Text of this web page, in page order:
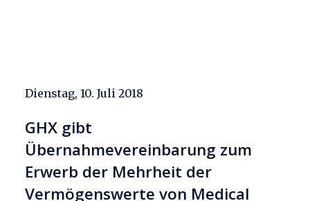
Dienstag, 10. Juli 2018
GHX gibt
Übernahmevereinbarung zum
Erwerb der Mehrheit der
Vermögenswerte von Medical